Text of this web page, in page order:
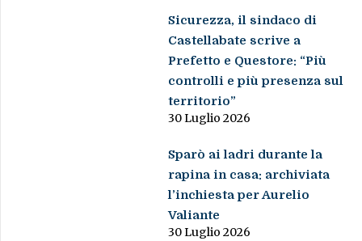
Sicurezza, il sindaco di
Castellabate scrive a
Prefetto e Questore: “Più
controlli e più presenza sul
territorio”
30 Luglio 2026
Sparò ai ladri durante la
rapina in casa: archiviata
l’inchiesta per Aurelio
Valiante
30 Luglio 2026